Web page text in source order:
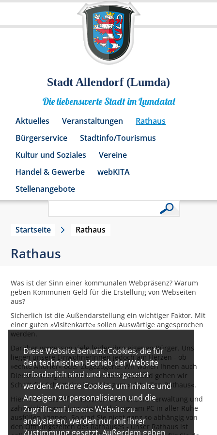
Diese Website benutzt Cookies, die für
den technischen Betrieb der Website
erforderlich sind und stets gesetzt
werden. Andere Cookies, um Inhalte und
Anzeigen zu personalisieren und die
Zugriffe auf unsere Website zu
analysieren, werden nur mit Ihrer
Zustimmung gesetzt. Außerdem geben
Stadt Allendorf (Lumda)
Die liebenswerte Stadt im Lumdatal
Aktuelles Veranstaltungen
Rathaus
Bürgerservice
Stadtinfo/Tourismus
Kultur und Soziales
Vereine
Handel & Gewerbe
webKITA
Stellenangebote
Startseite Rathaus
Rathaus
Was ist der Sinn einer kommunalen Webpräsenz? Warum
geben Kommunen Geld für die Erstellung von Webseiten
aus?
Sicherlich ist die Außendarstellung ein wichtiger Faktor. Mit
einer guten »Visitenkarte« sollen Auswärtige angesprochen
werden.
Darüber vergessen viele leider ihre eigenen Bürger. Uns
liegen unsere EinwohnerInnen jedoch am Herzen - ob
»echte Anorfer« oder Zugezogene. Wir wollen Ihnen auch
Dienstleistungen bieten. Aus diesem Grund gehen wir
Schritt für Schritt den Weg hin zum »virtuellen Rathaus«.
Hier finden Sie Informationen über unsere Verwaltung und
zahlreiche Formulare, die Sie daheim am PC in aller Ruhe
ausfüllen können. So sind Sie nicht ganz so abhängig von
den Öffnungszeiten des Rathauses - unser Rathaus ist